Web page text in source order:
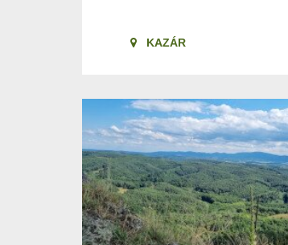
KAZÁR